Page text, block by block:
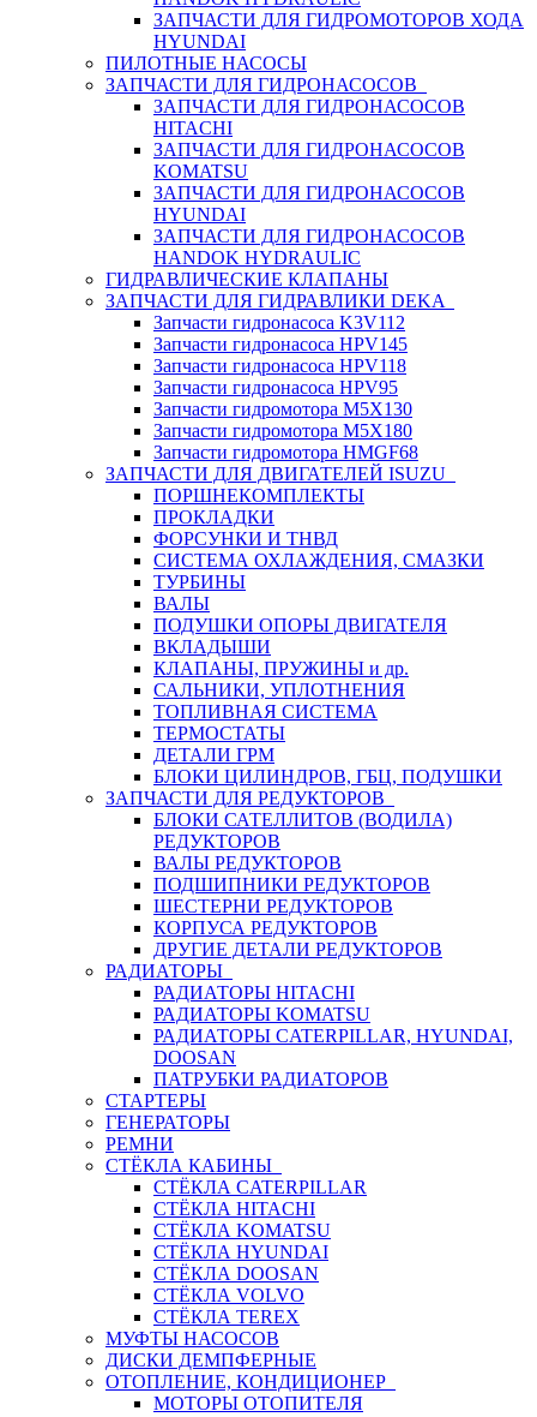
ЗАПЧАСТИ ДЛЯ ГИДРОМОТОРОВ ХОДА
HYUNDAI
ПИЛОТНЫЕ НАСОСЫ
ЗАПЧАСТИ ДЛЯ ГИДРОНАСОСОВ
ЗАПЧАСТИ ДЛЯ ГИДРОНАСОСОВ
HITACHI
ЗАПЧАСТИ ДЛЯ ГИДРОНАСОСОВ
KOMATSU
ЗАПЧАСТИ ДЛЯ ГИДРОНАСОСОВ
HYUNDAI
ЗАПЧАСТИ ДЛЯ ГИДРОНАСОСОВ
HANDOK HYDRAULIC
ГИДРАВЛИЧЕСКИЕ КЛАПАНЫ
ЗАПЧАСТИ ДЛЯ ГИДРАВЛИКИ DEKA
Запчасти гидронасоса K3V112
Запчасти гидронасоса HPV145
Запчасти гидронасоса HPV118
Запчасти гидронасоса HPV95
Запчасти гидромотора M5X130
Запчасти гидромотора M5X180
Запчасти гидромотора HMGF68
ЗАПЧАСТИ ДЛЯ ДВИГАТЕЛЕЙ ISUZU
ПОРШНЕКОМПЛЕКТЫ
ПРОКЛАДКИ
ФОРСУНКИ И ТНВД
СИСТЕМА ОХЛАЖДЕНИЯ, СМАЗКИ
ТУРБИНЫ
ВАЛЫ
ПОДУШКИ ОПОРЫ ДВИГАТЕЛЯ
ВКЛАДЫШИ
КЛАПАНЫ, ПРУЖИНЫ и др.
САЛЬНИКИ, УПЛОТНЕНИЯ
ТОПЛИВНАЯ СИСТЕМА
ТЕРМОСТАТЫ
ДЕТАЛИ ГРМ
БЛОКИ ЦИЛИНДРОВ, ГБЦ, ПОДУШКИ
ЗАПЧАСТИ ДЛЯ РЕДУКТОРОВ
БЛОКИ САТЕЛЛИТОВ (ВОДИЛА)
РЕДУКТОРОВ
ВАЛЫ РЕДУКТОРОВ
ПОДШИПНИКИ РЕДУКТОРОВ
ШЕСТЕРНИ РЕДУКТОРОВ
КОРПУСА РЕДУКТОРОВ
ДРУГИЕ ДЕТАЛИ РЕДУКТОРОВ
РАДИАТОРЫ
РАДИАТОРЫ HITACHI
РАДИАТОРЫ KOMATSU
РАДИАТОРЫ CATERPILLAR, HYUNDAI,
DOOSAN
ПАТРУБКИ РАДИАТОРОВ
СТАРТЕРЫ
ГЕНЕРАТОРЫ
РЕМНИ
СТЁКЛА КАБИНЫ
СТЁКЛА CATERPILLAR
СТЁКЛА HITACHI
СТЁКЛА KOMATSU
СТЁКЛА HYUNDAI
СТЁКЛА DOOSAN
СТЁКЛА VOLVO
СТЁКЛА TEREX
МУФТЫ НАСОСОВ
ДИСКИ ДЕМПФЕРНЫЕ
ОТОПЛЕНИЕ, КОНДИЦИОНЕР
МОТОРЫ ОТОПИТЕЛЯ